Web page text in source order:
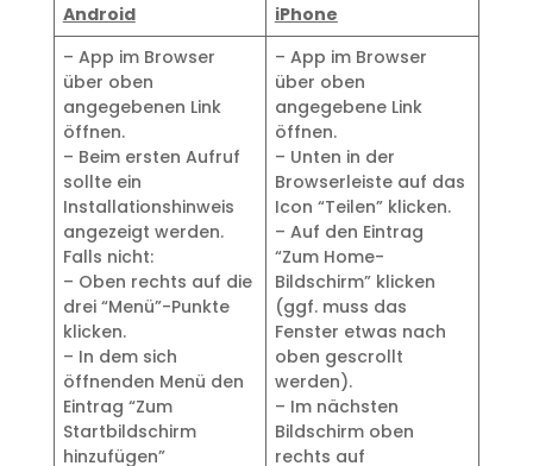
Android
iPhone
– App im Browser
über oben
angegebenen Link
öffnen.
– Beim ersten Aufruf
sollte ein
Installationshinweis
angezeigt werden.
Falls nicht:
– Oben rechts auf die
drei “Menü”-Punkte
klicken.
– In dem sich
öffnenden Menü den
Eintrag “Zum
Startbildschirm
hinzufügen”
– App im Browser
über oben
angegebene Link
öffnen.
– Unten in der
Browserleiste auf das
Icon “Teilen” klicken.
– Auf den Eintrag
“Zum Home-
Bildschirm” klicken
(ggf. muss das
Fenster etwas nach
oben gescrollt
werden).
– Im nächsten
Bildschirm oben
rechts auf